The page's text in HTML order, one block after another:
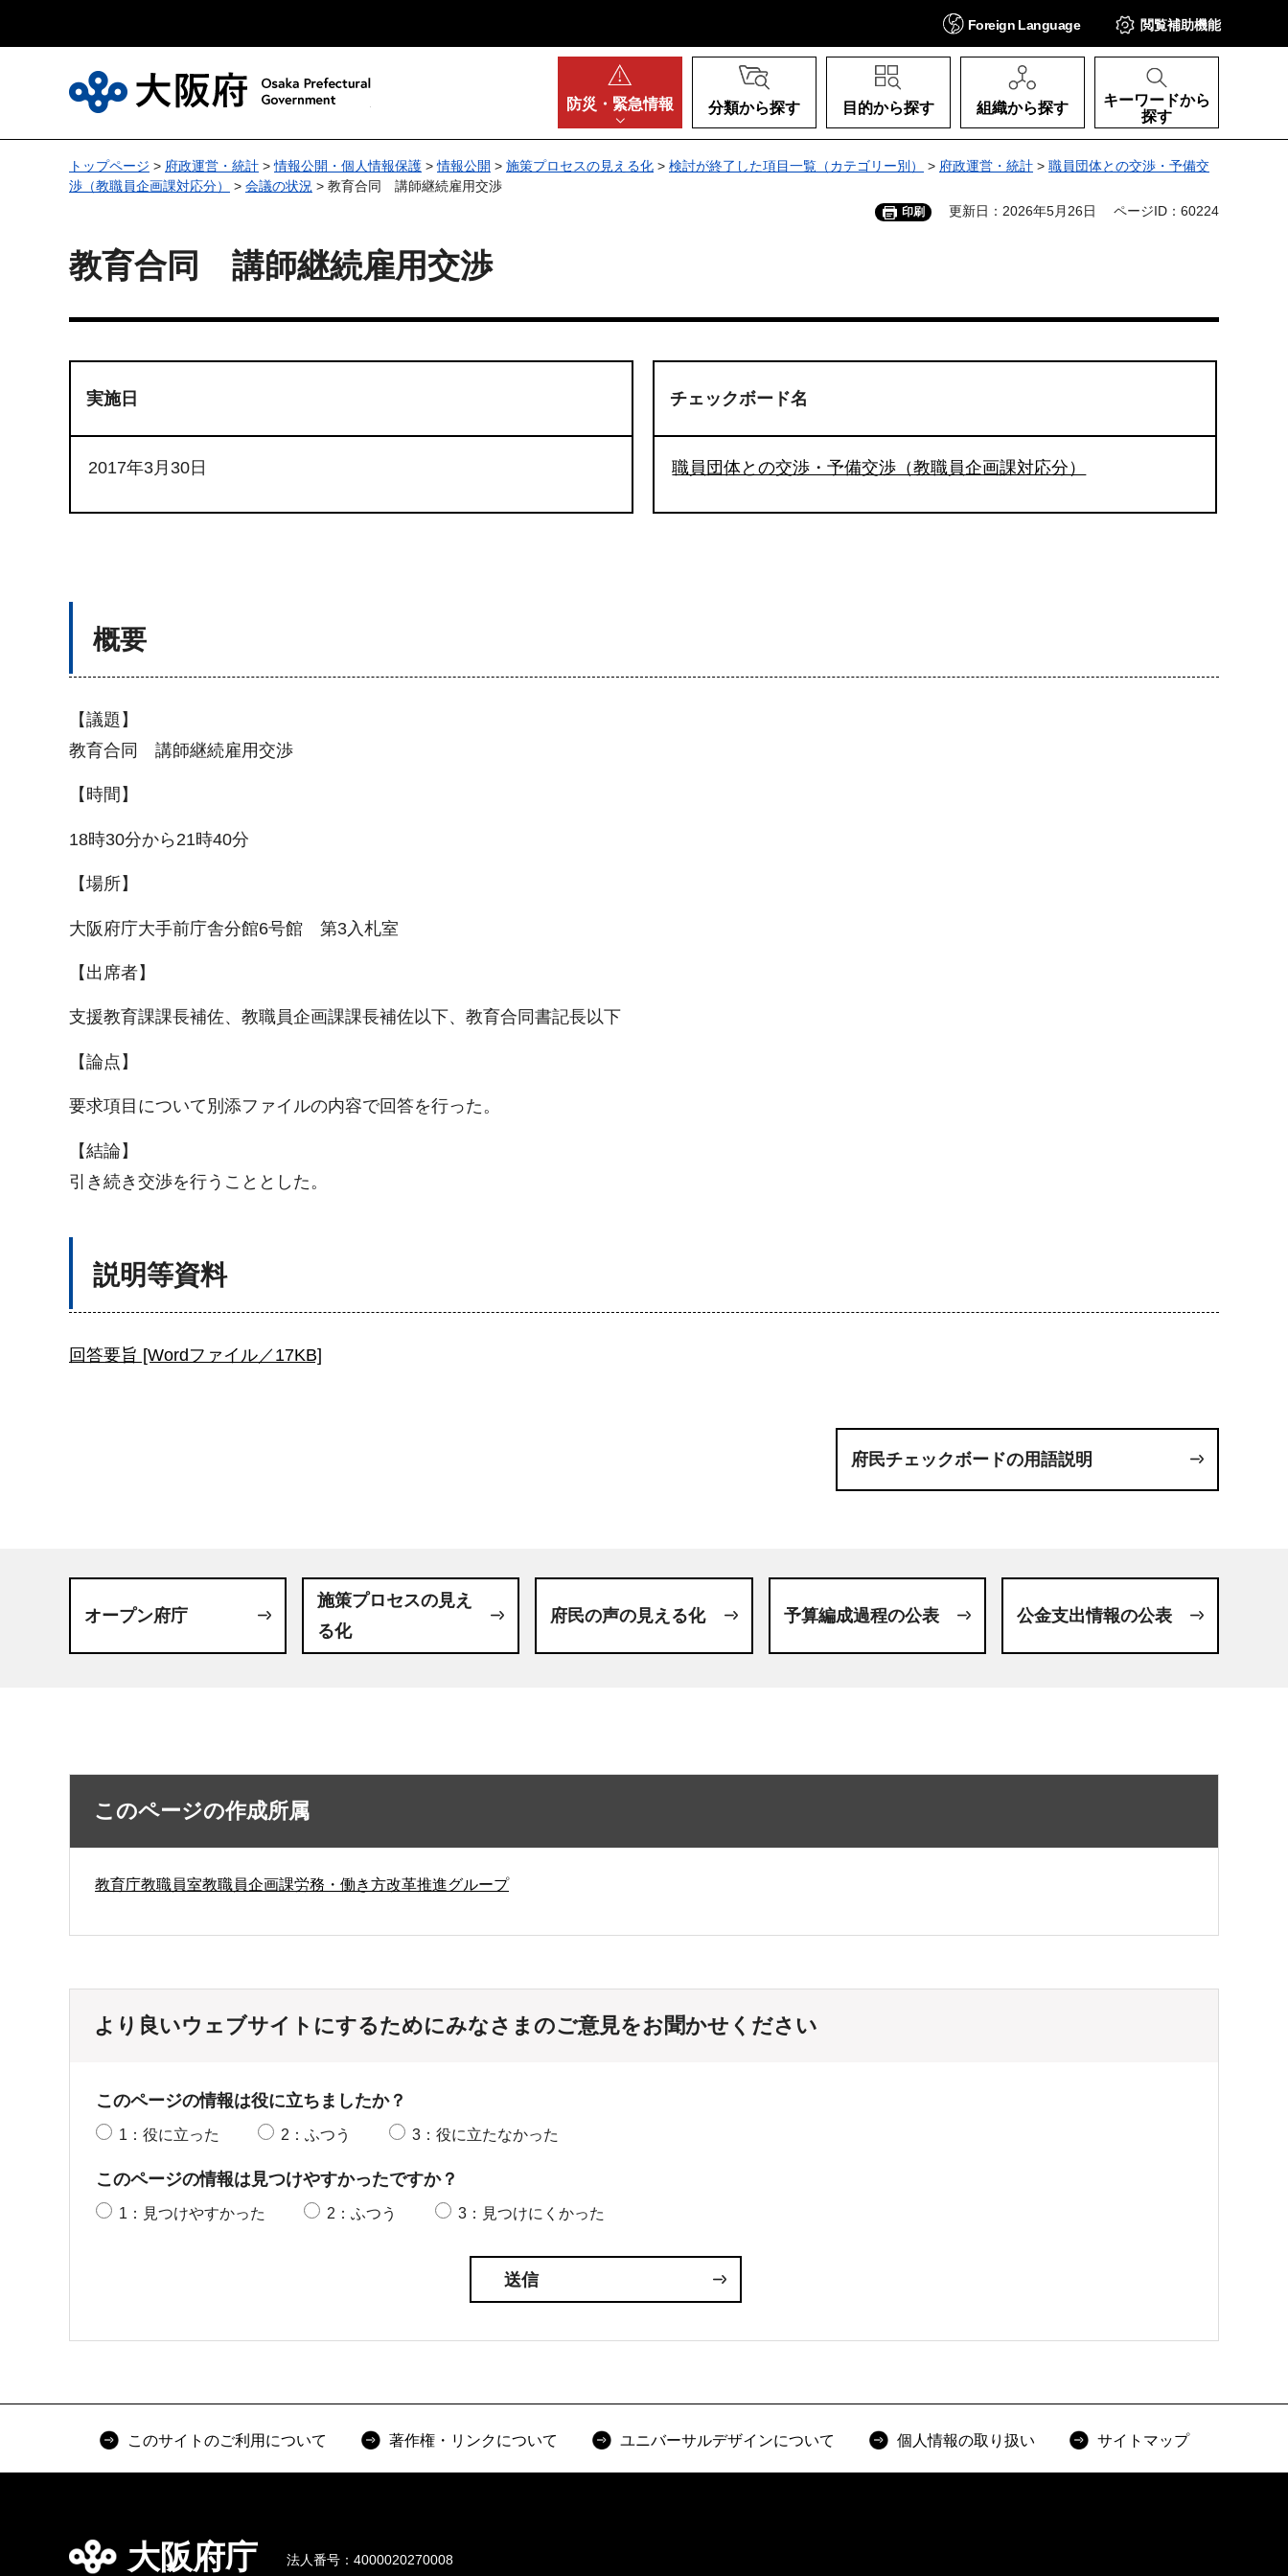
Foreign Language 閲覧補助機能
防災・ 緊急情報 分類から探す 目的から探す 組織から探す
キーワードから
探す
トップページ > 府政運営・統計 >情報公開・個人情報保護 >情報公開 > 施策プロセスの見える化 > 検討が終了した項目一覧（カテゴリー別） > 府政運営・統計 > 職員団体との交渉・予備交
渉（教職員企画課対応分）
> 会議の状況 > 教育合同 講師継続雇用交渉
印刷 更新日：2026年5月26日 ページID：60224
教育合同 講師継続雇用交渉
実施日
2017年3月30日
チェックボード名
職員団体との交渉・予備交渉（教職員企画課対応分）
概要
【議題】
教育合同 講師継続雇用交渉
【時間】
18時30分から21時40分
【場所】
大阪府庁大手前庁舎分館6号館 第3入札室
【出席者】
支援教育課課長補佐、教職員企画課課長補佐以下、教育合同書記長以下
【論点】
要求項目について別添ファイルの内容で回答を行った。
【結論】
引き続き交渉を行うこととした。
説明等資料
回答要旨 [Wordファイル／17KB]
府民チェックボードの用語説明
オープン府庁
施策プロセスの見え
る化
府民の声の見える化 予算編成過程の公表 公金支出情報の公表
このページの作成所属
教育庁教職員室教職員企画課労務・働き方改革推進グループ
より良いウェブサイトにするためにみなさまのご意見をお聞かせください
このページの情報は役に立ちましたか？
1：役に立った 2：ふつう 3：役に立たなかった
このページの情報は見つけやすかったですか？
1：見つけやすかった 2：ふつう 3：見つけにくかった
このサイトのご利用について 著作権・リンクについて ユニバーサルデザインについて 個人情報の取り扱い サイトマップ
大阪府庁 法人番号：4000020270008